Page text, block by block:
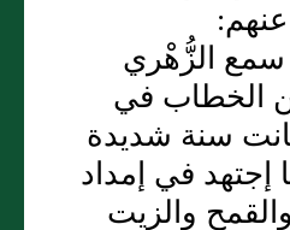
الزُّهْري
الخطاب في
سنة شديدة
في إمداد
والزيت